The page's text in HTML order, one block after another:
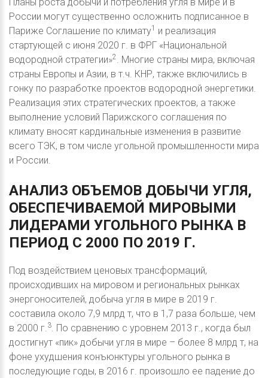
России могут существенно осложнить подписанное в
Париже Соглашение по климату1
и реализация
стартующей с июня 2020 г. в ФРГ «Национальной
водородной стратегии»2. Многие страны мира, включая
страны Европы и Азии, в т.ч. КНР, также включились в
гонку по разработке проектов водородной энергетики.
Реализация этих стратегических проектов, а также
выполнение условий Парижского соглашения по
климату вносят кардинальные изменения в развитие
всего ТЭК, в том числе угольной промышленности мира
и России.
АНАЛИЗ ОБЪЕМОВ ДОБЫЧИ УГЛЯ,
ОБЕСПЕЧИВАЕМОЙ МИРОВЫМИ
ЛИДЕРАМИ УГОЛЬНОГО РЫНКА В
ПЕРИОД С 2000 ПО 2019 Г.
Под воздействием ценовых трансформаций,
происходивших на мировом и региональных рынках
энергоносителей, добыча угля в мире в 2019 г.
составила около 7,9 млрд т, что в 1,7 раза больше, чем
в 2000 г.3. По сравнению с уровнем 2013 г., когда был
достигнут «пик» добычи угля в мире – более 8 млрд т, на
фоне ухудшения конъюнктуры угольного рынка в
последующие годы, в 2016 г. произошло ее падение до